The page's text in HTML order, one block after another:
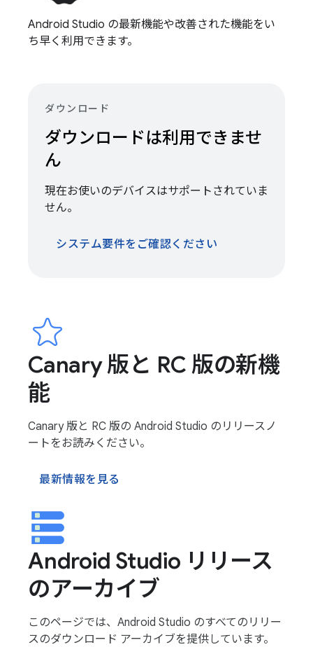
Android Studio の最新機能や改善された機能をい
ち早く利用できます。
ダウンロード
ダウンロードは利用できませ
ん
現在お使いのデバイスはサポートされていま
せん。
システム要件をご確認ください
Canary 版と RC 版の新機
能
Canary 版と RC 版の Android Studio のリリースノ
ートをお読みください。
最新情報を見る
Android Studio リリース
のアーカイブ
このページでは、Android Studio のすべてのリリー
スのダウンロード アーカイブを提供しています。